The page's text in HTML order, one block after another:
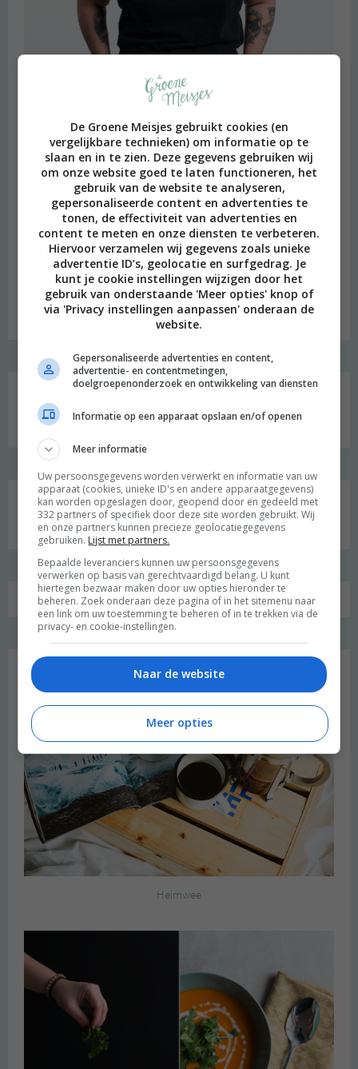
beeld: Ari Versluis
Hi, ik ben Merel! Ik neem je graag mee in mijn persoonlijke
onderzoek naar een duurzame en meer bewuste leefstijl.
Welkom op mijn blog!
Social media
Zoeken
naar:
Heimwee
De Groene Meisjes gebruikt cookies (en
vergelijkbare technieken) om informatie op te
slaan en in te zien. Deze gegevens gebruiken wij
om onze website goed te laten functioneren, het
gebruik van de website te analyseren,
gepersonaliseerde content en advertenties te
tonen, de effectiviteit van advertenties en
content te meten en onze diensten te verbeteren.
Hiervoor verzamelen wij gegevens zoals unieke
advertentie ID’s, geolocatie en surfgedrag. Je
kunt je cookie instellingen wijzigen door het
gebruik van onderstaande 'Meer opties' knop of
via 'Privacy instellingen aanpassen' onderaan de
website.
Gepersonaliseerde advertenties en content,
advertentie- en contentmetingen,
doelgroepenonderzoek en ontwikkeling van diensten
Informatie op een apparaat opslaan en/of openen
Meer informatie
Uw persoonsgegevens worden verwerkt en informatie van uw
apparaat (cookies, unieke ID's en andere apparaatgegevens)
kan worden opgeslagen door, geopend door en gedeeld met
332 partners of specifiek door deze site worden gebruikt. Wij
en onze partners kunnen precieze geolocatiegegevens
gebruiken. Lijst met partners.
Bepaalde leveranciers kunnen uw persoonsgegevens
verwerken op basis van gerechtvaardigd belang. U kunt
hiertegen bezwaar maken door uw opties hieronder te
beheren. Zoek onderaan deze pagina of in het sitemenu naar
een link om uw toestemming te beheren of in te trekken via de
privacy- en cookie-instellingen.
Naar de website
Meer opties